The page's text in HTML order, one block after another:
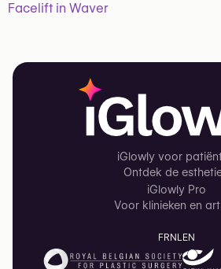
Facelift in Waver
iGlowly voor
Ontdek de
iGlowly Pro
Voor klinieken en
FRNLEN